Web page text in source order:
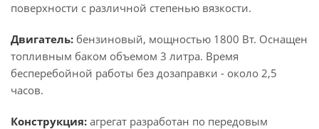
поверхности с различной степенью вязкости.
Двигатель: бензиновый, мощностью 1800 Вт. Оснащен
топливным баком объемом 3 литра. Время
бесперебойной работы без дозаправки - около 2,5
часов.
Конструкция: агрегат разработан по передовым